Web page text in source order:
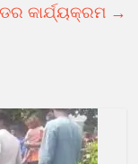
କାର୍ଯ୍ୟକ୍ରମ →